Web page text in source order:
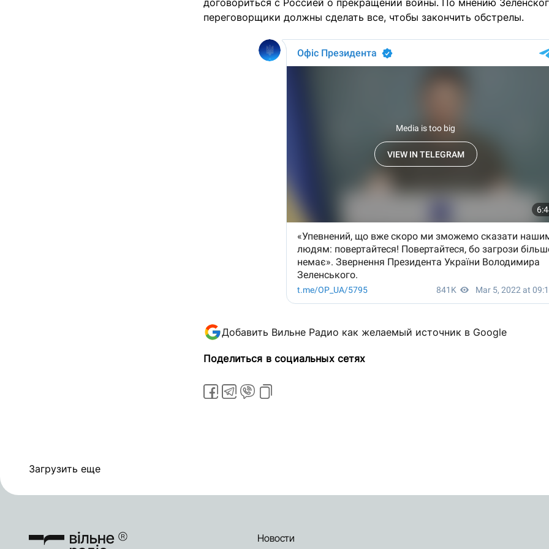
договориться с Россией о прекращении войны. По мнению
переговорщики должны сделать все, чтобы закончить обстрелы.
Добавить Вильне Радио как желаемый источник в Google
Поделиться в социальных сетях
Загрузить еще
Новости